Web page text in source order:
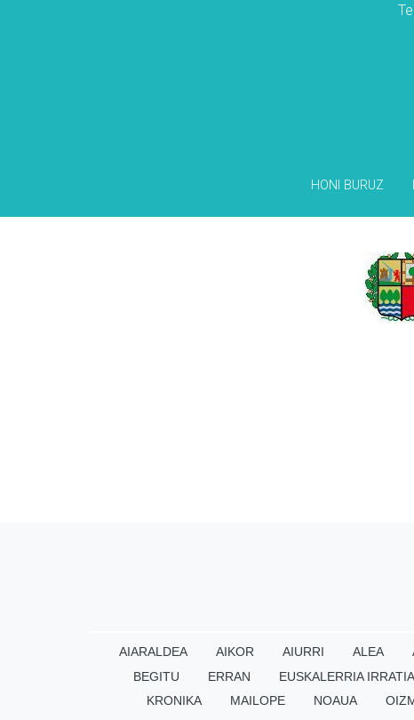
HONI BURUZ
AIARALDEA AIKOR AIURRI ALEA
BEGITU
ERRAN EUSKALERRIA IRRATIA
KRONIKA
MAILOPE NOAUA